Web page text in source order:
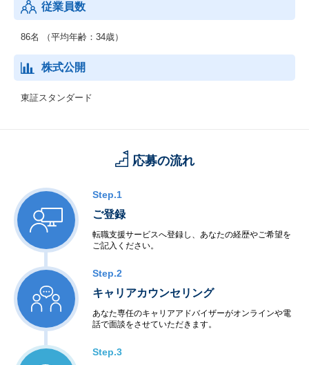
従業員数
86名 （平均年齢：34歳）
株式公開
東証スタンダード
応募の流れ
Step.1
ご登録
転職支援サービスへ登録し、あなたの経歴やご希望を
ご記入ください。
Step.2
キャリアカウンセリング
あなた専任のキャリアアドバイザーがオンラインや電
話で面談をさせていただきます。
Step.3